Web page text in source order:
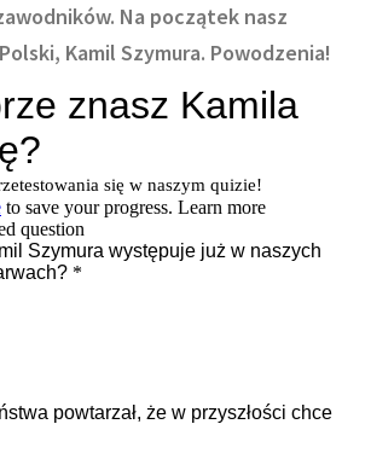
Na początek nasz
Kamil Szymura. Powodzenia!